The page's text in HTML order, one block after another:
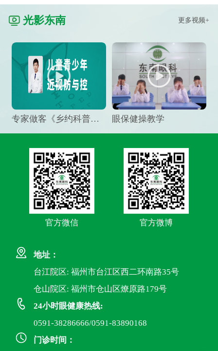
光影东南 更多视频+
专家做客《乡约科普》栏目，预防孩子近视竟然这么“简单” 眼保健操教学
官方微信 官方微博
地址：
台江院区: 福州市台江区西二环南路35号
仓山院区: 福州市仓山区燎原路179号
24小时眼健康热线:
0591-38286666/0591-83890168
门诊时间：